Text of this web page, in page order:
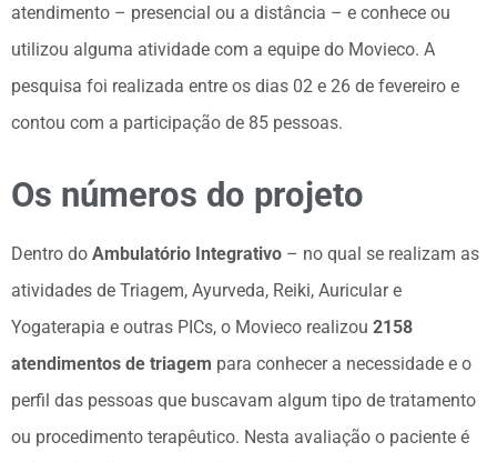
atendimento – presencial ou a distância – e conhece ou
utilizou alguma atividade com a equipe do Movieco. A
pesquisa foi realizada entre os dias 02 e 26 de fevereiro e
contou com a participação de 85 pessoas.
Os números do projeto
Dentro do Ambulatório Integrativo – no qual se realizam as
atividades de Triagem, Ayurveda, Reiki, Auricular e
Yogaterapia e outras PICs, o Movieco realizou 2158
atendimentos de triagem para conhecer a necessidade e o
perfil das pessoas que buscavam algum tipo de tratamento
ou procedimento terapêutico. Nesta avaliação o paciente é